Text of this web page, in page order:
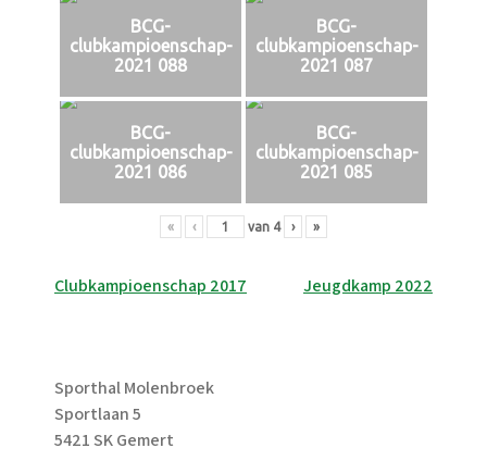
BCG-
clubkampioenschap-
2021 088
BCG-
clubkampioenschap-
2021 087
BCG-
clubkampioenschap-
2021 086
BCG-
clubkampioenschap-
2021 085
« ‹ van 4 › »
Bericht
Clubkampioenschap 2017 Jeugdkamp 2022
Sporthal Molenbroek
Sportlaan 5
5421 SK Gemert